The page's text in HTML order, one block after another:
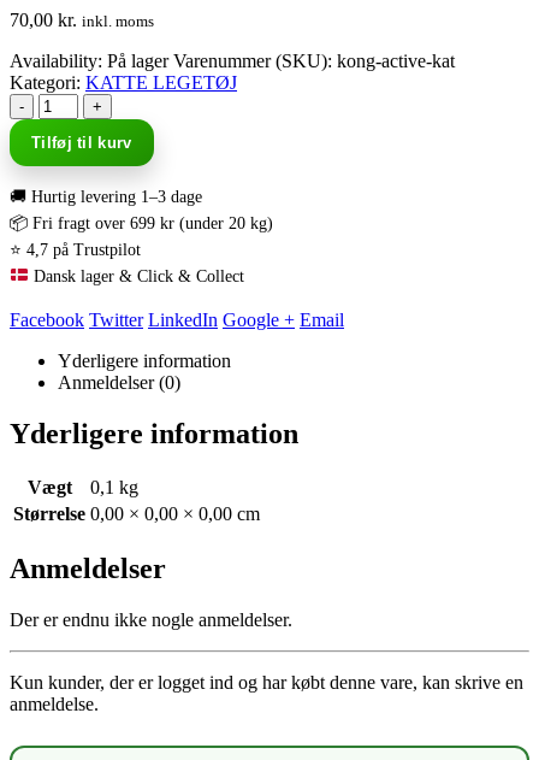
70,00 kr. inkl. moms
Availability: På lager Varenummer (SKU): kong-active-kat
Kategori: KATTE LEGETØJ
-
+
Tilføj til kurv
🚚 Hurtig levering 1–3 dage
📦 Fri fragt over 699 kr (under 20 kg)
⭐ 4,7 på Trustpilot
Dansk lager & Click & Collect
Facebook Twitter LinkedIn Google + Email
Yderligere information
Anmeldelser (0)
Yderligere information
Vægt
0,1 kg
Størrelse 0,00 × 0,00 × 0,00 cm
Anmeldelser
Der er endnu ikke nogle anmeldelser.
Kun kunder, der er logget ind og har købt denne vare, kan skrive en
anmeldelse.